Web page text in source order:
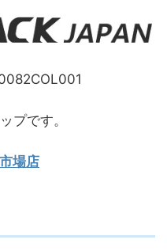
プです。
場店